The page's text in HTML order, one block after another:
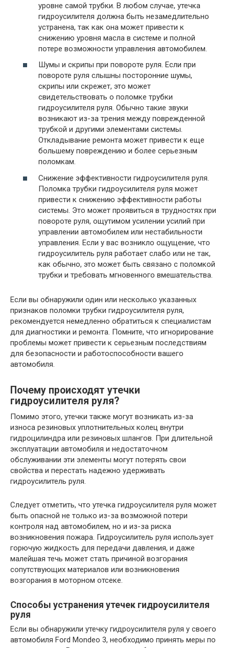
уровне самой трубки. В любом случае, утечка
гидроусилителя должна быть незамедлительно
устранена, так как она может привести к
снижению уровня масла в системе и полной
потере возможности управления автомобилем.
Шумы и скрипы при повороте руля. Если при
повороте руля слышны посторонние шумы,
скрипы или скрежет, это может
свидетельствовать о поломке трубки
гидроусилителя руля. Обычно такие звуки
возникают из-за трения между поврежденной
трубкой и другими элементами системы.
Откладывание ремонта может привести к еще
большему повреждению и более серьезным
поломкам.
Снижение эффективности гидроусилителя руля.
Поломка трубки гидроусилителя руля может
привести к снижению эффективности работы
системы. Это может проявиться в трудностях при
повороте руля, ощутимом усилении усилий при
управлении автомобилем или нестабильности
управления. Если у вас возникло ощущение, что
гидроусилитель руля работает слабо или не так,
как обычно, это может быть связано с поломкой
трубки и требовать мгновенного вмешательства.
Если вы обнаружили один или несколько указанных
признаков поломки трубки гидроусилителя руля,
рекомендуется немедленно обратиться к специалистам
для диагностики и ремонта. Помните, что игнорирование
проблемы может привести к серьезным последствиям
для безопасности и работоспособности вашего
автомобиля.
Почему происходят утечки
гидроусилителя руля?
Помимо этого, утечки также могут возникать из-за
износа резиновых уплотнительных колец внутри
гидроцилиндра или резиновых шлангов. При длительной
эксплуатации автомобиля и недостаточном
обслуживании эти элементы могут потерять свои
свойства и перестать надежно удерживать
гидроусилитель руля.
Следует отметить, что утечка гидроусилителя руля может
быть опасной не только из-за возможной потери
контроля над автомобилем, но и из-за риска
возникновения пожара. Гидроусилитель руля использует
горючую жидкость для передачи давления, и даже
малейшая течь может стать причиной возгорания
сопутствующих материалов или возникновения
возгорания в моторном отсеке.
Способы устранения утечек гидроусилителя
руля
Если вы обнаружили утечку гидроусилителя руля у своего
автомобиля Ford Mondeo 3, необходимо принять меры по